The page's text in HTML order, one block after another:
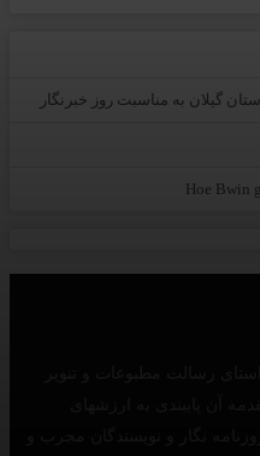
گیلان به مناسبت روز خبرنگار
Hoe